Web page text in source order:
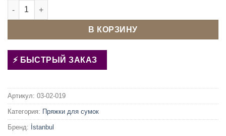
Количество товара Пряжка пилот с проволочным языком
В КОРЗИНУ
БЫСТРЫЙ ЗАКАЗ
Артикул: 03-02-019
Категория: Пряжки для сумок
Бренд: İstanbul